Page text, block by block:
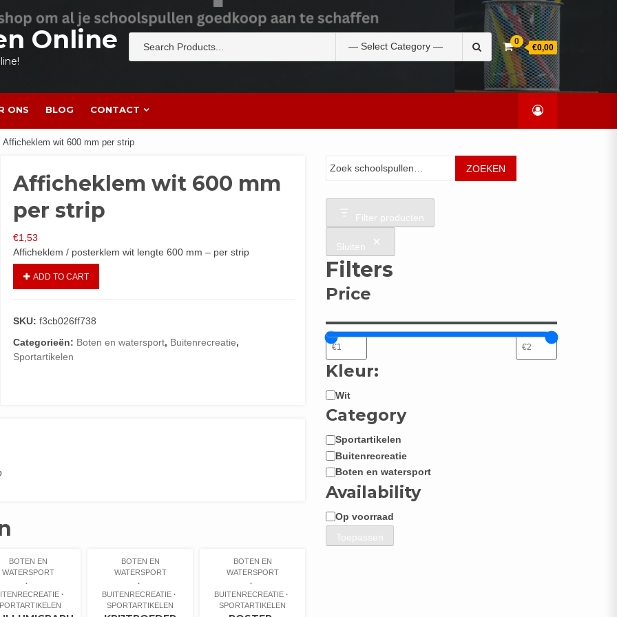
Online
naar:
0
€0,00
ONS BLOG CONTACT
Afficheklem wit 600 mm per strip
Afficheklem wit 600 mm
per strip
€1,53
Afficheklem / posterklem wit lengte 600 mm – per strip
ADD TO CART
SKU: f3cb026ff738
Categorieën: Boten en watersport, Buitenrecreatie,
Sportartikelen
BOTEN EN
WATERSPORT
BOTEN EN
WATERSPORT
BUITENRECREATIE
SPORTARTIKELEN
BOTEN EN
WATERSPORT
BUITENRECREATIE
SPORTARTIKELEN
ZOEKEN
Filter producten
Sluiten
Filters
Price
Kleur:
Kleur:
Wit
Category
Categorie
Sportartikelen
Buitenrecreatie
Boten en watersport
Availability
Beschikbaarheid
Op voorraad
Toepassen